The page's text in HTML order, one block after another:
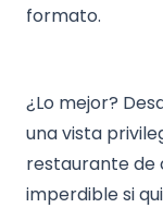
formato.
¿Lo mejor?
una vista
restaurante de
imperdible si